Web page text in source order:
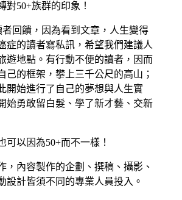
對50+族群的印象！
者回饋，因為看到文章，人生變得
症的讀者寫私訊，希望我們建議人
遊地點。有行動不便的讀者，因而
己的框架，攀上三千公尺的高山；
開始進行了自己的夢想與人生實
始勇敢留白髮、學了新才藝、交新
可以因為50+而不一樣！
，內容製作的企劃、撰稿、攝影、
設計皆須不同的專業人員投入。